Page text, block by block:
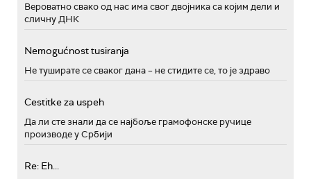
Вероватно свако од нас има свог двојника са којим дели и
сличну ДНК
Nemogućnost tusiranja
Не туширате се сваког дана – не стидите се, то је здраво
Cestitke za uspeh
Да ли сте знали да се најбоље грамофонске ручице
производе у Србији
Re: Eh...